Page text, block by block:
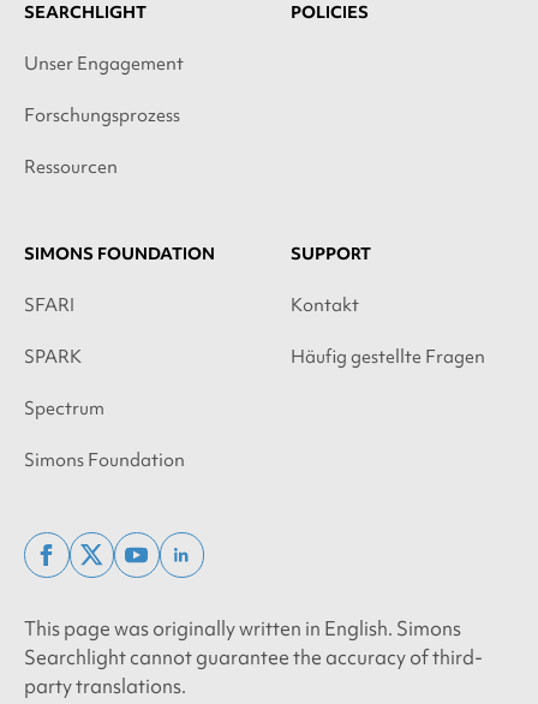
SEARCHLIGHT
Unser Engagement
Forschungsprozess
Ressourcen
POLICIES
SIMONS FOUNDATION
SFARI
SPARK
Spectrum
Simons Foundation
SUPPORT
Kontakt
Häufig gestellte Fragen
facebook
x
youtubelinkedin
This page was originally written in English. Simons
Searchlight cannot guarantee the accuracy of third-
party translations.